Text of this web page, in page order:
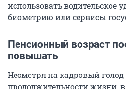
использовать водительское
биометрию или сервисы
Пенсионный возраст
повышать
Несмотря на кадровый голод
продолжительности жизни,